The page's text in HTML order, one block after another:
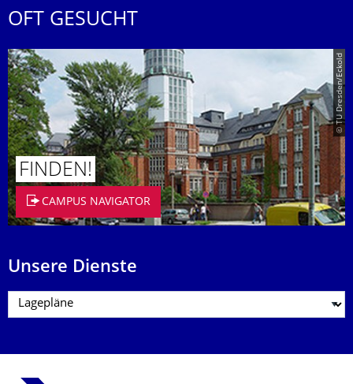
OFT GESUCHT
© TU Dresden/Eckold
FINDEN!
CAMPUS NAVIGATOR
Unsere Dienste